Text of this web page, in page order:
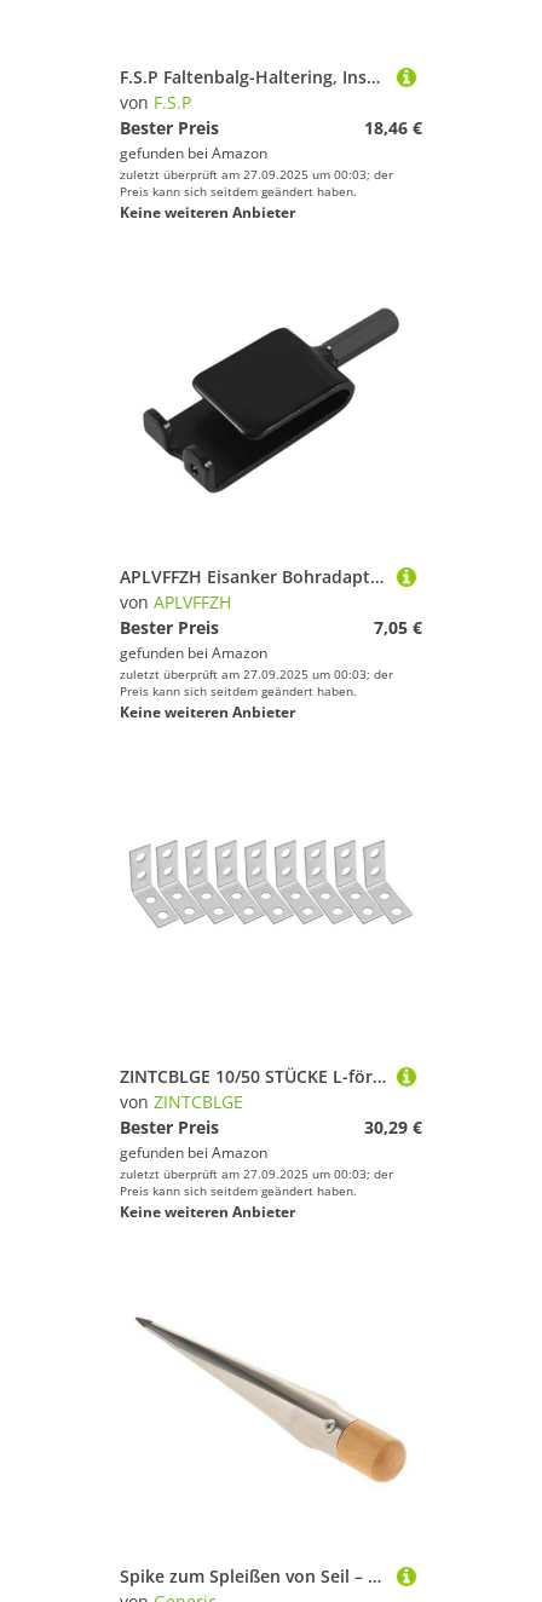
F.S.P Faltenbalg-Haltering, Installations-Treiber-Werkzeug, Ersatz für Mercury MerCruiser Alpha Bravo – 18-9870, 91-818162
von F.S.P
Bester Preis
18,46 €
gefunden bei Amazon
zuletzt überprüft am 27.09.2025 um 00:03; der
Preis kann sich seitdem geändert haben.
Keine weiteren Anbieter
APLVFFZH Eisanker Bohradapter, Eisanker Werkzeug, Starke Eishüttenanker,
von APLVFFZH
Bester Preis
7,05 €
gefunden bei Amazon
zuletzt überprüft am 27.09.2025 um 00:03; der
Preis kann sich seitdem geändert haben.
Keine weiteren Anbieter
ZINTCBLGE 10/50 STÜCKE L-förmige Eckwinkel 90-Grad-Winkel Metall-Eckverbinder Regal-Wandhalterung Befestigungsklammern Schubladen-Hardware-Werkzeuge(10PCS)
von ZINTCBLGE
Bester Preis
30,29 €
gefunden bei Amazon
zuletzt überprüft am 27.09.2025 um 00:03; der
Preis kann sich seitdem geändert haben.
Keine weiteren Anbieter
Spike zum Spleißen von Seil – Fid zum Spleißen aus Edelstahl, effizientes Werkzeug | Sicherheit und Effizient vereinfacht die Arbeit des Seils, schafft starke Verbindungen, eine Knotenhilfe, sorgt für